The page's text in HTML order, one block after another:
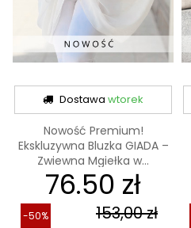
Dostawawtorek
Nowość Premium!
Ekskluzywna Bluzka GIADA –
Zwiewna Mgiełka w...
76.50 zł
153,00 zł
-50%